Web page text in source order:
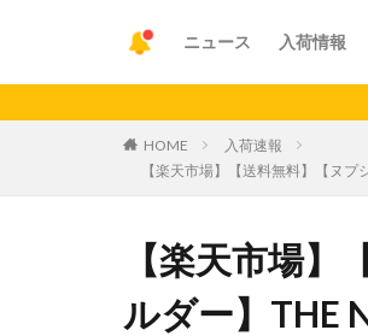
ニュース 入荷情報
HOME
入荷速報
【楽天市場】【送料無料】【ヌ
【楽天市場
ルダー】THE